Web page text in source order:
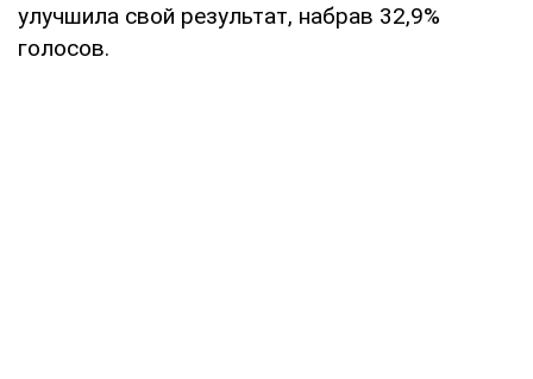
улучшила свой результат, набрав 32,9%
голосов.